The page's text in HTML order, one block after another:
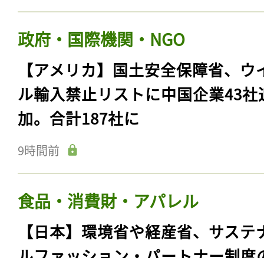
政府・国際機関・NGO
【アメリカ】国土安全保障省、ウ
ル輸入禁止リストに中国企業43社
加。合計187社に
9時間前
食品・消費財・アパレル
【日本】環境省や経産省、サステ